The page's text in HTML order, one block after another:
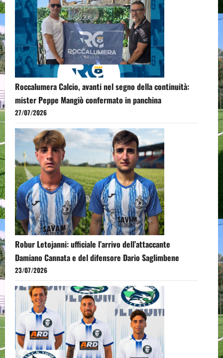
Roccalumera Calcio, avanti nel segno della continuità:
mister Peppe Mangiò confermato in panchina
27/07/2026
Robur Letojanni: ufficiale l’arrivo dell’attaccante
Damiano Cannata e del difensore Dario Saglimbene
23/07/2026